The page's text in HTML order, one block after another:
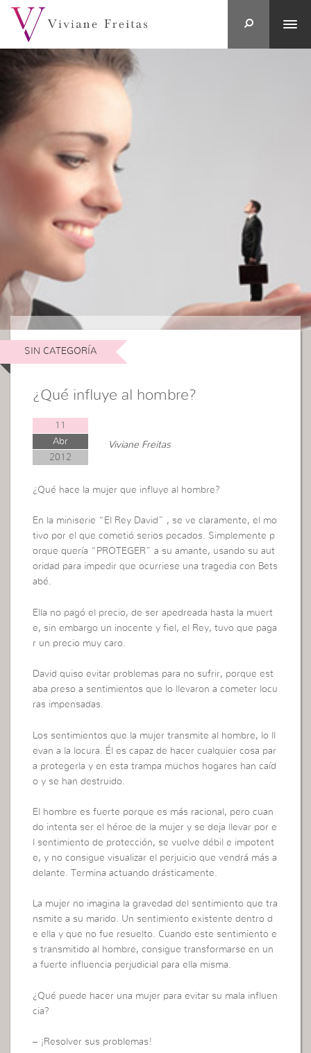
SIN CATEGORÍA
¿Qué influye al hombre?
11
Abr
2012
Viviane Freitas
¿Qué hace la mujer que influye al hombre?
En la miniserie “El Rey David” , se ve claramente, el mo
tivo por el que cometió serios pecados. Simplemente p
orque quería “PROTEGER” a su amante, usando su aut
oridad para impedir que ocurriese una tragedia con Bets
abé.
Ella no pagó el precio, de ser apedreada hasta la muert
e, sin embargo un inocente y fiel, el Rey, tuvo que paga
r un precio muy caro.
David quiso evitar problemas para no sufrir, porque est
aba preso a sentimientos que lo llevaron a cometer locu
ras impensadas.
Los sentimientos que la mujer transmite al hombre, lo ll
evan a la locura. Él es capaz de hacer cualquier cosa par
a protegerla y en esta trampa muchos hogares han caíd
o y se han destruido.
El hombre es fuerte porque es más racional, pero cuan
do intenta ser el héroe de la mujer y se deja llevar por e
l sentimiento de protección, se vuelve débil e impotent
e, y no consigue visualizar el perjuicio que vendrá más a
delante. Termina actuando drásticamente.
La mujer no imagina la gravedad del sentimiento que tra
nsmite a su marido. Un sentimiento existente dentro d
e ella y que no fue resuelto. Cuando este sentimiento e
s transmitido al hombre, consigue transformarse en un
a fuerte influencia perjudicial para ella misma.
¿Qué puede hacer una mujer para evitar su mala influen
cia?
– ¡Resolver sus problemas!